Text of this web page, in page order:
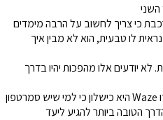
כי צריך לחשוב על הרבה מימדים
לו טבעית, הוא לא מבין איך
לא יודעים אלו מהפכות יהיו בדרך
כ. דוגמה לצורך בהכרת כל שוק: בהודו Waze היא כישלון כי למי שיש סמרטפון
הטובה ביותר להגיע ליעד